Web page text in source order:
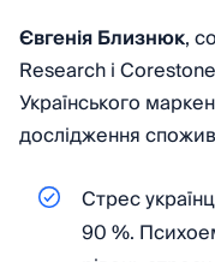
Євгенія Близнюк,
Research і
Українського
дослідження
Стрес
90 %.